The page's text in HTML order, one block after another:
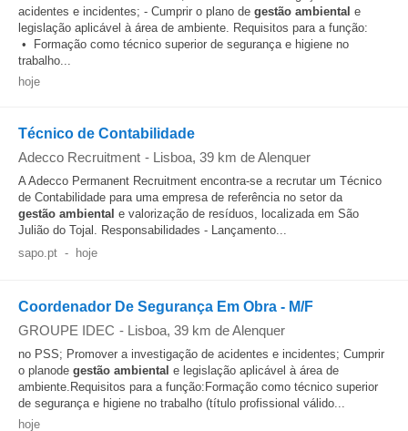
acidentes e incidentes; - Cumprir o plano de gestão ambiental e
legislação aplicável à área de ambiente. Requisitos para a função:
• Formação como técnico superior de segurança e higiene no
trabalho...
hoje
Técnico de Contabilidade
Adecco Recruitment - Lisboa, 39 km de Alenquer
A Adecco Permanent Recruitment encontra-se a recrutar um Técnico
de Contabilidade para uma empresa de referência no setor da
gestão ambiental e valorização de resíduos, localizada em São
Julião do Tojal. Responsabilidades - Lançamento...
sapo.pt - hoje
Coordenador De Segurança Em Obra - M/F
GROUPE IDEC - Lisboa, 39 km de Alenquer
no PSS; Promover a investigação de acidentes e incidentes; Cumprir
o planode gestão ambiental e legislação aplicável à área de
ambiente.Requisitos para a função:Formação como técnico superior
de segurança e higiene no trabalho (título profissional válido...
hoje